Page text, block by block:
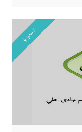
السعودية